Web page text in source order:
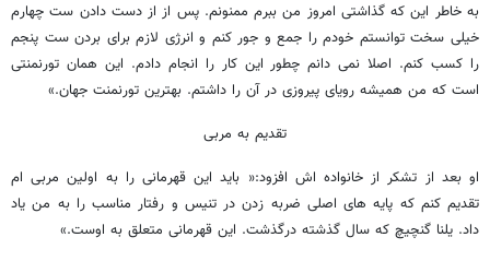
به خاطر این که گذاشتی امروز من ببرم ممنونم. پس از از دست دادن ست چهارم
خیلی سخت توانستم خودم را جمع و جور کنم و انرژی لازم برای بردن ست پنجم
را کسب کنم. اصلا نمی دانم چطور این کار را انجام دادم. این همان تورنمنتی
است که من همیشه رویای پیروزی در آن را داشتم. بهترین تورنمنت جهان.»
تقدیم به مربی
او بعد از تشکر از خانواده اش افزود:« باید این قهرمانی را به اولین مربی ام
تقدیم کنم که پایه های اصلی ضربه زدن در تنیس و رفتار مناسب را به من یاد
داد. یلنا گنچیچ که سال گذشته درگذشت. این قهرمانی متعلق به اوست.»